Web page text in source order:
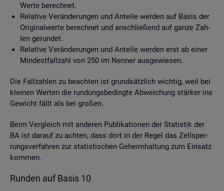
Werte be­rech­net.
Re­la­ti­ve Ver­än­de­run­gen und An­tei­le wer­den auf Basis der
Ori­gi­nal­wer­te be­rech­net und an­schlie­ßend auf ganze Zah­
len ge­run­det.
Re­la­ti­ve Ver­än­de­run­gen und An­tei­le wer­den erst ab einer
Min­dest­fall­zahl von 250 im Nen­ner aus­ge­wie­sen.
Die Fall­zah­len zu be­ach­ten ist grund­sätz­lich wich­tig, weil bei
klei­nen Wer­ten die run­dungs­be­ding­te Ab­wei­chung stär­ker ins
Ge­wicht fällt als bei gro­ßen.
Beim Ver­gleich mit an­de­ren Pu­bli­ka­tio­nen der Sta­tis­tik der
BA ist dar­auf zu ach­ten, dass dort in der Regel das Zell­sper­
rungs­ver­fah­ren zur sta­tis­ti­schen Ge­heim­hal­tung zum Ein­satz
kom­men.
Run­den auf Basis 10